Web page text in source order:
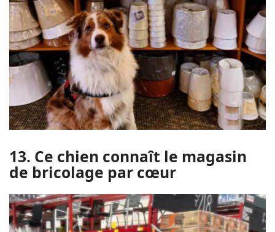
13. Ce chien connaît le magasin
de bricolage par cœur